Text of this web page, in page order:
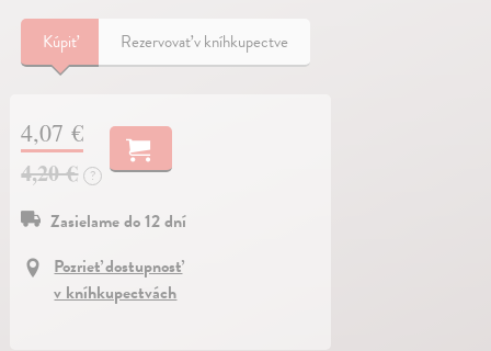
Kúpiť Rezervovať v kníhkupectve
4,07 €
4,20 €
?
Zasielame do 12 dní
Pozrieť dostupnosť
v kníhkupectvách